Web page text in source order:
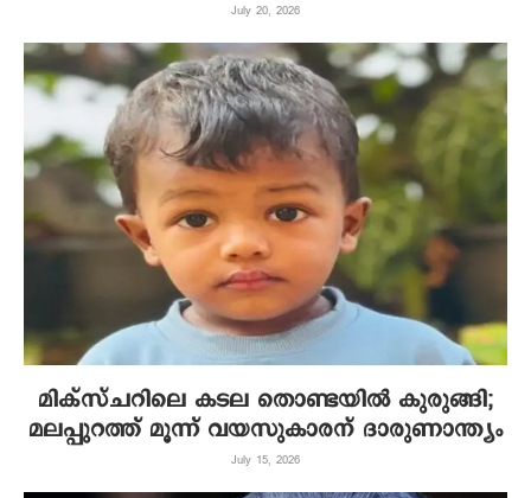
July 20, 2026
മിക്‌സ്ചറിലെ കടല തൊണ്ടയില്‍ കുരുങ്ങി;
മലപ്പുറത്ത് മൂന്ന് വയസുകാരന് ദാരുണാന്ത്യം
July 15, 2026